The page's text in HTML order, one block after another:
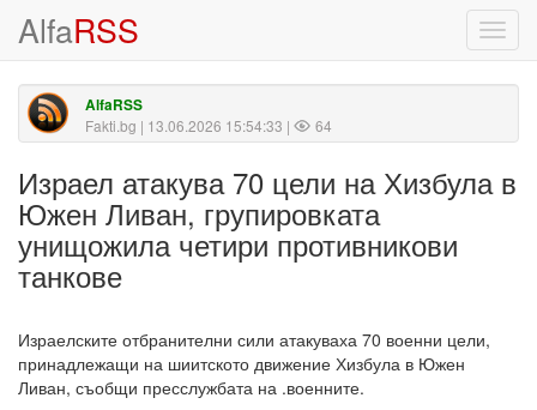
AlfaRSS
AlfaRSS
Fakti.bg | 13.06.2026 15:54:33 | 64
Израел атакува 70 цели на Хизбула в
Южен Ливан, групировката
унищожила четири противникови
танкове
Израелските отбранителни сили атакуваха 70 военни цели,
принадлежащи на шиитското движение Хизбула в Южен
Ливан, съобщи пресслужбата на .военните.